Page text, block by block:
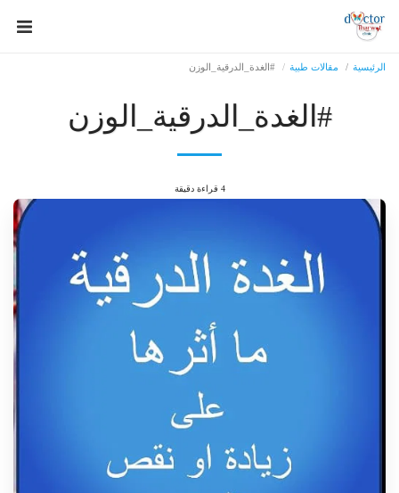
الرئيسية مقالات طبية #الغدة_الدرقية_الوزن
#الغدة_الدرقية_الوزن
4 قراءة دقيقة